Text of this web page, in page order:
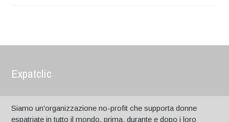
Expatclic
Siamo un'organizzazione no-profit che supporta donne
espatriate in tutto il mondo, prima, durante e dopo i loro